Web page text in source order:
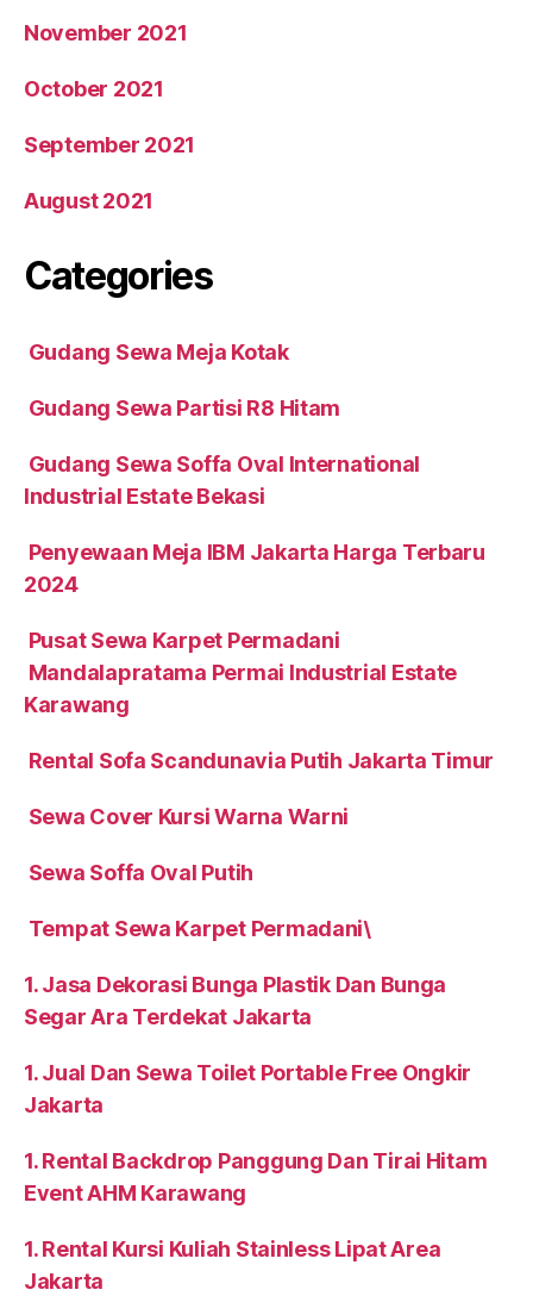
November 2021
October 2021
September 2021
August 2021
Categories
Gudang Sewa Meja Kotak
Gudang Sewa Partisi R8 Hitam
Gudang Sewa Soffa Oval International
Industrial Estate Bekasi
Penyewaan Meja IBM Jakarta Harga Terbaru
2024
Pusat Sewa Karpet Permadani
Mandalapratama Permai Industrial Estate
Karawang
Rental Sofa Scandunavia Putih Jakarta Timur
Sewa Cover Kursi Warna Warni
Sewa Soffa Oval Putih
Tempat Sewa Karpet Permadani\
1. Jasa Dekorasi Bunga Plastik Dan Bunga
Segar Ara Terdekat Jakarta
1. Jual Dan Sewa Toilet Portable Free Ongkir
Jakarta
1. Rental Backdrop Panggung Dan Tirai Hitam
Event AHM Karawang
1. Rental Kursi Kuliah Stainless Lipat Area
Jakarta